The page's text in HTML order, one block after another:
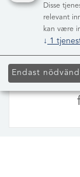
Disse
relevant
kan være
↓ 1
Endast